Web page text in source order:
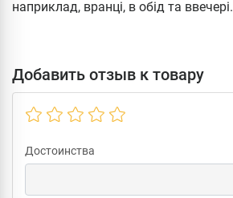
наприклад, вранці, в обід та ввечері.
Добавить отзыв к товару
Достоинства